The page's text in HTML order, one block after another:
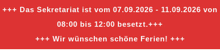
+++ Das Sekretariat ist vom 07.09.2026 - 11.09.2026 von
08:00 bis 12:00 besetzt.+++
+++ Wir wünschen schöne Ferien! +++